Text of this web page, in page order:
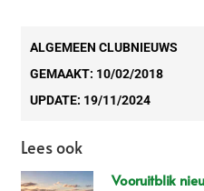
ALGEMEEN CLUBNIEUWS
GEMAAKT: 10/02/2018
UPDATE: 19/11/2024
Lees ook
Vooruitblik